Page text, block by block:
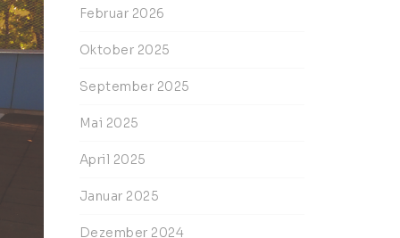
Februar 2026
Oktober 2025
September 2025
Mai 2025
April 2025
Januar 2025
Dezember 2024